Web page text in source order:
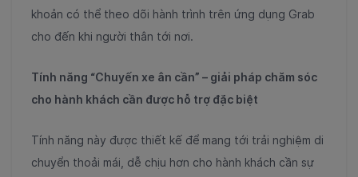
khoản có thể theo dõi hành trình trên ứng dụng Grab
cho đến khi người thân tới nơi.
Tính năng “Chuyến xe ân cần” – giải pháp chăm sóc
cho hành khách cần được hỗ trợ đặc biệt
Tính năng này được thiết kế để mang tới trải nghiệm di
chuyển thoải mái, dễ chịu hơn cho hành khách cần sự